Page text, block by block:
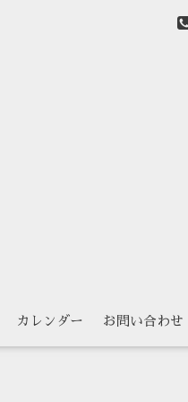
カレンダー お問い合わせ